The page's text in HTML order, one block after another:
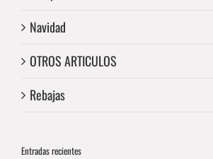
Navidad
OTROS ARTICULOS
Rebajas
Entradas recientes